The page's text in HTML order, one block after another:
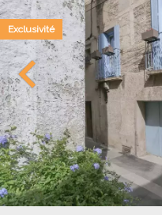
Exclusivité